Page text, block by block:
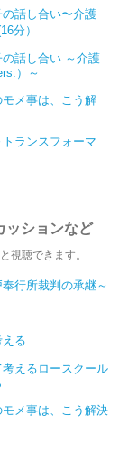
話し合い〜介護
分）
話し合い ～介護
）～
メ事は、こう解
ランスフォーマ
ッションなど
視聴できます。
行所裁判の承継～
る
えるロースクール
メ事は、こう解決